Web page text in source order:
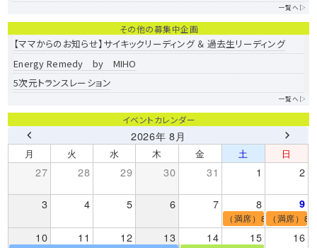
一覧へ▷
その他の募集中企画
【ママからのお知らせ】サイキックリーディング ＆ 過去生リーディング
Energy Remedy by MIHO
5次元トランスレーション
一覧へ▷
イベントカレンダー
2026年 8月
月 火 水 木 金 土 日
27 28 29 30 31 1 2
3 4 5 6 7 8 9
（満席）8/8 小泉マ
（満席）
10 11 12 13 14 15 16